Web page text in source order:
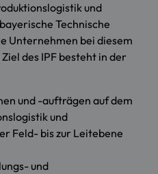
und
Technische
Unternehmen bei diesem
des IPF besteht in der
und -aufträgen auf dem
und
Feld- bis zur Leitebene
und